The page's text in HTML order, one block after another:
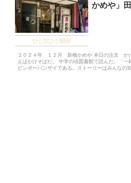
ひと駅ひと喫茶
かめや」
２０２４年 １２月 新橋かめや 本日の注文 か
えばかけそばだ。 中学の頃図書館で読んだ。「
ビンボーバンザイである。ストーリーはみんなの